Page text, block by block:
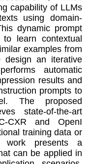
capability of LLMs
using domain-
dynamic prompt
learn contextual
examples from
design an iterative
automatic
results and
prompts to
The proposed
state-of-the-art
CXR and OpenI
training data or
work presents a
can be applied in